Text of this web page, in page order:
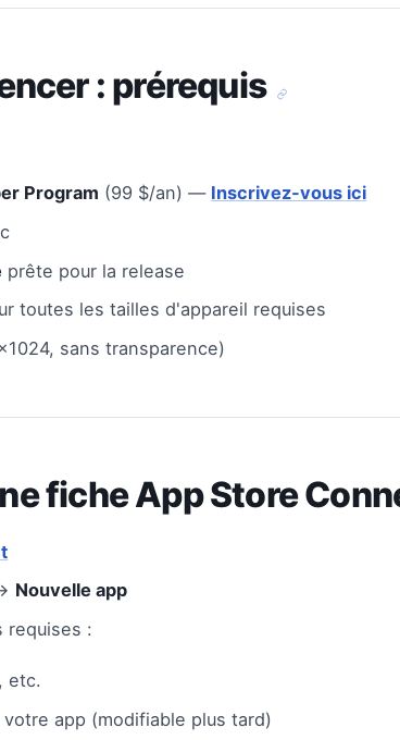
: prérequis
Program (99 $/an) — Inscrivez-vous ici
prête pour la release
toutes les tailles d'appareil requises
sans transparence)
fiche App Store
Nouvelle app
requises :
etc.
app (modifiable plus tard)